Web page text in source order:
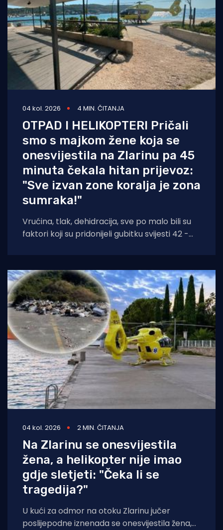
04 kol. 2026 4 MIN. ČITANJA
OTPAD I HELIKOPTERI Pričali
smo s majkom žene koja se
onesvijestila na Zlarinu pa 45
minuta čekala hitan prijevoz:
"Sve izvan zone koralja je zona
sumraka!"
Vrućina, tlak, dehidracija, sve po malo bili su
faktori koji su pridonijeli gubitku svijesti 42 -
04 kol. 2026 2 MIN. ČITANJA
Na Zlarinu se onesvijestila
žena, a helikopter nije imao
gdje sletjeti: "Čeka li se
tragedija?"
U kući za odmor na otoku Zlarinu jučer
poslijepodne iznenada se onesvijestila žena,